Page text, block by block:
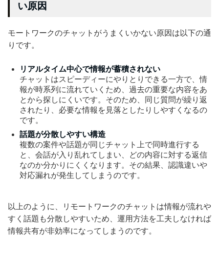
い原因
モートワークのチャットがうまくいかない原因は以下の通
りです。
リアルタイム中心で情報が蓄積されない
チャットはスピーディーにやりとりできる一方で、情
報が時系列に流れていくため、過去の重要な内容をあ
とから探しにくいです。そのため、同じ質問が繰り返
されたり、必要な情報を見落としたりしやすくなるの
です。
話題が分散しやすい構造
複数の案件や話題が同じチャット上で同時進行する
と、会話が入り乱れてしまい、どの内容に対する返信
なのか分かりにくくなります。その結果、認識違いや
対応漏れが発生してしまうのです。
以上のように、リモートワークのチャットは情報が流れや
すく話題も分散しやすいため、運用方法を工夫しなければ
情報共有が非効率になってしまうのです。